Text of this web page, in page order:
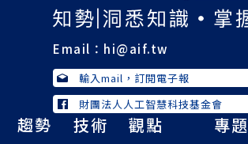
Email： hi@aif.tw
財團法人人工智慧科技基金會
趨勢 技術 觀點 專題